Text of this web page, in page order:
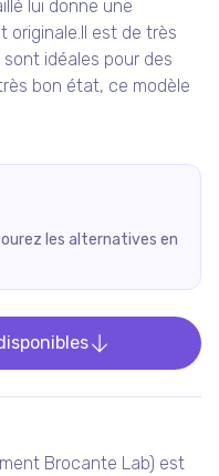
lui donne une
originale.Il est de très
idéales pour des
bon état, ce modèle
les alternatives en
Brocante Lab) est